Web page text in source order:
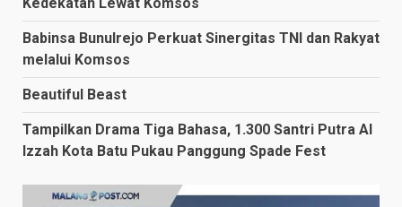
Babinsa Bunulrejo Perkuat Sinergitas TNI dan Rakyat
melalui Komsos
Beautiful Beast
Tampilkan Drama Tiga Bahasa, 1.300 Santri Putra Al
Izzah Kota Batu Pukau Panggung Spade Fest